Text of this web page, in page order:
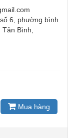
6, phường bình
Bình,
Mua hàng